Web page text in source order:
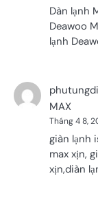
Dàn lạnh
Deawoo
lạnh
MAX
Tháng 4 8,
giàn lạnh
max xịn,
xịn,diàn